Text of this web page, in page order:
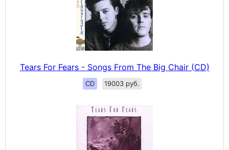
Tears For Fears - Songs From The Big Chair (CD)
CD 19003 руб.